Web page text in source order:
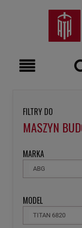
FILTRY DO
MASZYN
MARKA
ABG
MODEL
TITAN 6820